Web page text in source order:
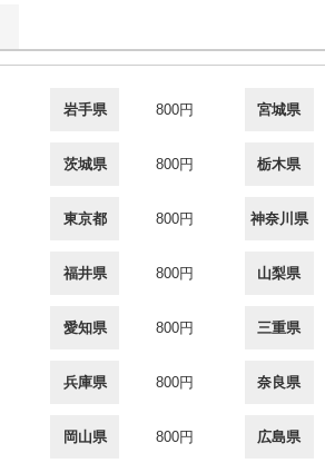
岩手県 800円 宮城県
茨城県 800円 栃木県
東京都 800円 神奈川県
福井県 800円 山梨県
愛知県 800円 三重県
兵庫県 800円 奈良県
岡山県 800円 広島県